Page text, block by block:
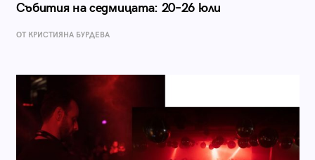
Събития на седмицата: 20–26 юли
ОТ КРИСТИЯНА БУРДЕВА